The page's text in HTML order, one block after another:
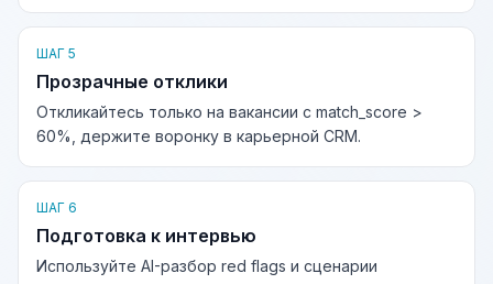
ШАГ 5
Прозрачные отклики
Откликайтесь только на вакансии с match_score >
60%, держите воронку в карьерной CRM.
ШАГ 6
Подготовка к интервью
Используйте AI-разбор red flags и сценарии